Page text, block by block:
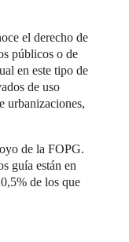
el derecho de
públicos o de
en este tipo de
de uso
urbanizaciones,
de la FOPG.
guía están en
de los que